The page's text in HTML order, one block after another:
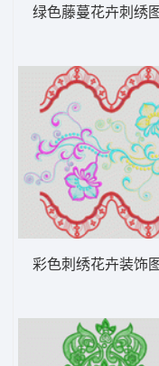
绿色藤蔓花卉刺绣
彩色刺绣花卉装饰